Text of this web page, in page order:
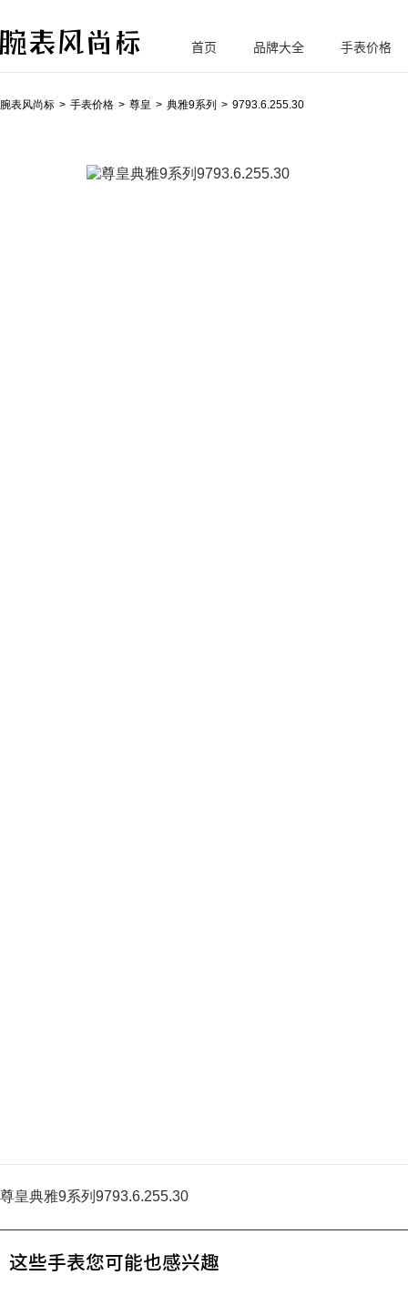
腕
首页 品牌大全 手表价格
腕表风尚标 手表价格 尊皇 典雅9系列 9793.6.255.30
尊皇典雅9系列9793.6.255.30
这些手表您可能也感兴趣